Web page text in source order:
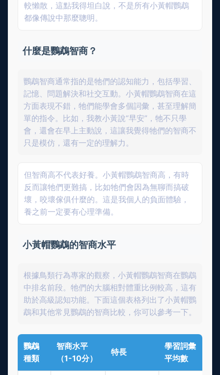
較懶散，這點我得坦白說，不是所有小黃帽鸚鵡
都像傳說中那麼聰明。
什麼是鸚鵡智商？
鸚鵡智商通常指的是牠們的認知能力，包括學習、
記憶、問題解決和社交互動。小黃帽鸚鵡智商在這
方面表現不錯，牠們能學會多個詞彙，甚至理解簡
單的指令。比如，我教小黃說“早安”，牠不只學
會，還會在早上主動說，這讓我覺得牠們的智商不
只是模仿，還有一定的理解力。
但智商高不代表好養。小黃帽鸚鵡智商高，有時
反而讓牠們更難搞，比如牠們會因為無聊而搞破
壞，咬壞傢俱什麼的。這是我個人的負面體驗，
養之前一定要有心理準備。
小黃帽鸚鵡的智商水平
根據鳥類行為專家的觀察，小黃帽鸚鵡智商在鸚鵡
中排名前段。牠們的大腦相對體重比例較高，這有
助於高級認知功能。下面這個表格列出了小黃帽鸚
鵡和其他常見鸚鵡的智商比較，你可以參考一下。
鸚鵡
種類
智商水平
（1-10分）
特長
學習詞彙
平均數